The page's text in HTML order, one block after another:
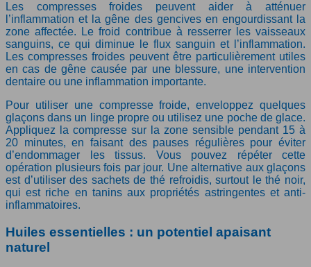
Les compresses froides peuvent aider à atténuer
l’inflammation et la gêne des gencives en engourdissant la
zone affectée. Le froid contribue à resserrer les vaisseaux
sanguins, ce qui diminue le flux sanguin et l’inflammation.
Les compresses froides peuvent être particulièrement utiles
en cas de gêne causée par une blessure, une intervention
dentaire ou une inflammation importante.
Pour utiliser une compresse froide, enveloppez quelques
glaçons dans un linge propre ou utilisez une poche de glace.
Appliquez la compresse sur la zone sensible pendant 15 à
20 minutes, en faisant des pauses régulières pour éviter
d’endommager les tissus. Vous pouvez répéter cette
opération plusieurs fois par jour. Une alternative aux glaçons
est d’utiliser des sachets de thé refroidis, surtout le thé noir,
qui est riche en tanins aux propriétés astringentes et anti-
inflammatoires.
Huiles essentielles : un potentiel apaisant
naturel